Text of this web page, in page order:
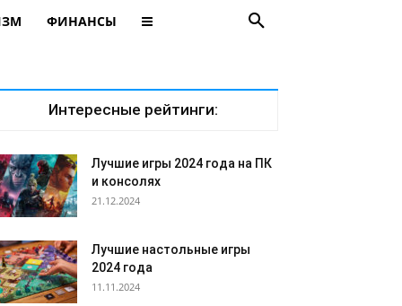
ФИНАНСЫ
Интересные рейтинги:
Лучшие игры 2024 года на ПК
и консолях
21.12.2024
Лучшие настольные игры
2024 года
11.11.2024